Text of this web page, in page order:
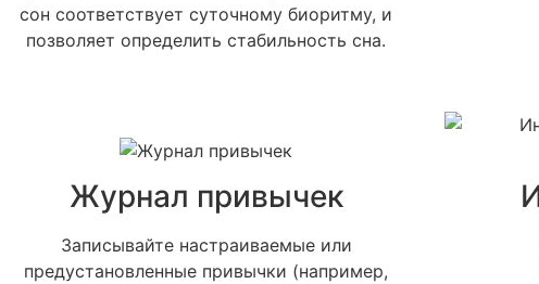
сон соответствует суточному биоритму, и
позволяет определить стабильность сна.
Журнал привычек
Записывайте настраиваемые или
предустановленные привычки (например,